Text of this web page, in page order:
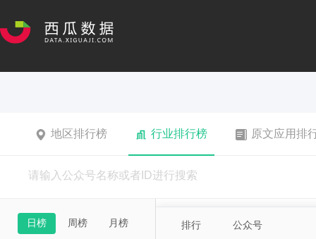
地区排行榜 行业排行榜 原文应用排
日榜 周榜 月榜 排行 公众号